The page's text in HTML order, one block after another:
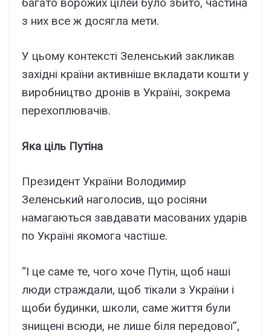
з них все ж досягла мети.
У цьому контексті Зеленський закликав
західні країни активніше вкладати кошти у
виробництво дронів в Україні, зокрема
перехоплювачів.
Яка ціль Путіна
Президент України Володимир
Зеленський наголосив, що росіяни
намагаються завдавати масованих ударів
по Україні якомога частіше.
“І це саме те, чого хоче Путін, щоб наші
люди страждали, щоб тікали з України і
щоби будинки, школи, саме життя були
знищені всюди, не лише біля передової”,